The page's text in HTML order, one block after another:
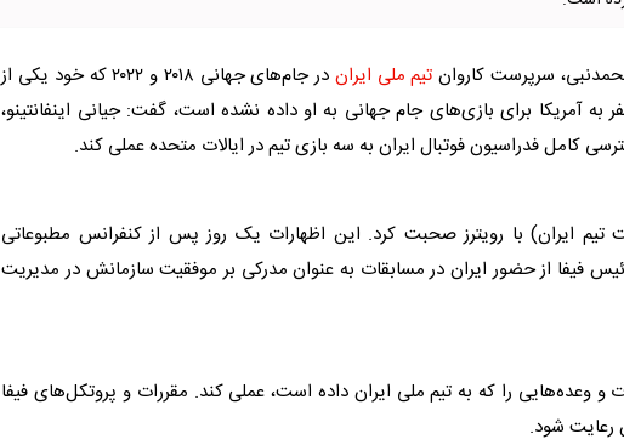
سرپرست کاروان تیم ملی ایران
در جام‌های جهانی ۲۰۱۸ و ۲۰۲۲ که خود یکی از
به آمریکا برای بازی‌های جام جهانی به او داده نشده است، گفت: جیانی اینفانتینو،
کامل فدراسیون فوتبال ایران به سه بازی تیم در ایالات متحده عملی کند.
تیم ایران) با رویترز صحبت کرد. این اظهارات یک روز پس از کنفرانس مطبوعاتی
فیفا از حضور ایران در مسابقات به عنوان مدرکی بر موفقیت سازمانش در مدیریت
و وعده‌هایی را که به تیم ملی ایران داده است، عملی کند. مقررات و پروتکل‌های فیفا
رعایت شود.